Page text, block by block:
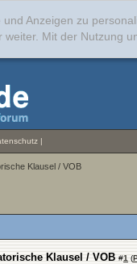
Anzeigen zu
Mit der Nutzung
|
Klausel / VOB
Klausel / VOB #1 (